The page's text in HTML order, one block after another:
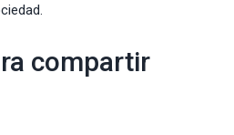
compartir